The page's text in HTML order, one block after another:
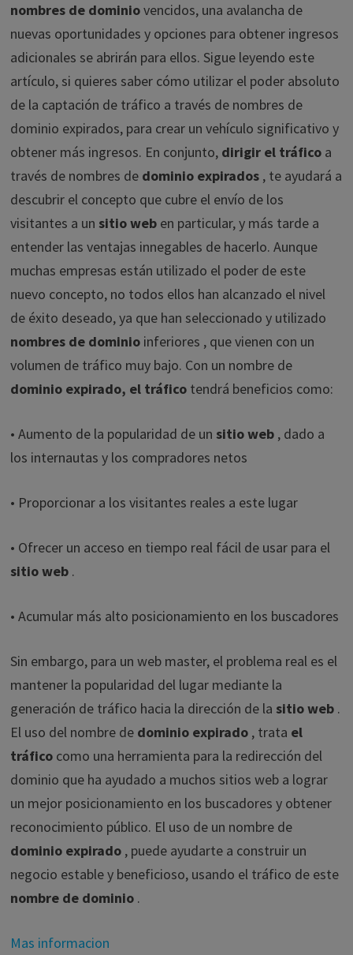
nombres de dominiovencidos, una avalancha de
nuevas oportunidades y opciones para obtener ingresos
adicionales se abrirán para ellos. Sigue leyendo este
artículo, si quieres saber cómo utilizar el poder absoluto
de la captación de tráfico a través de nombres de
dominio expirados, para crear un vehículo significativo y
obtener más ingresos. En conjunto, dirigir el tráfico a
través de nombres de dominio expirados , te ayudará a
descubrir el concepto que cubre el envío de los
visitantes a un sitio web en particular, y más tarde a
entender las ventajas innegables de hacerlo. Aunque
muchas empresas están utilizado el poder de este
nuevo concepto, no todos ellos han alcanzado el nivel
de éxito deseado, ya que han seleccionado y utilizado
nombres de dominio inferiores , que vienen con un
volumen de tráfico muy bajo. Con un nombre de
dominio expirado, el tráfico tendrá beneficios como:
• Aumento de la popularidad de un sitio web , dado a
los internautas y los compradores netos
• Proporcionar a los visitantes reales a este lugar
• Ofrecer un acceso en tiempo real fácil de usar para el
sitio web .
• Acumular más alto posicionamiento en los buscadores
Sin embargo, para un web master, el problema real es el
mantener la popularidad del lugar mediante la
generación de tráfico hacia la dirección de la sitio web .
El uso del nombre de dominio expirado , trata el
tráfico como una herramienta para la redirección del
dominio que ha ayudado a muchos sitios web a lograr
un mejor posicionamiento en los buscadores y obtener
reconocimiento público. El uso de un nombre de
dominio expirado , puede ayudarte a construir un
negocio estable y beneficioso, usando el tráfico de este
nombre de dominio .
Mas informacion